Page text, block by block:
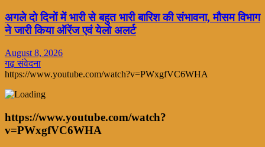
अगले दो दिनों में भारी से बहुत भारी बारिश की संभावना, मौसम विभाग
ने जारी किया ऑरेंज एवं येलो अलर्ट
August 8, 2026
गढ़ संवेदना
https://www.youtube.com/watch?v=PWxgfVC6WHA
https://www.youtube.com/watch?
v=PWxgfVC6WHA